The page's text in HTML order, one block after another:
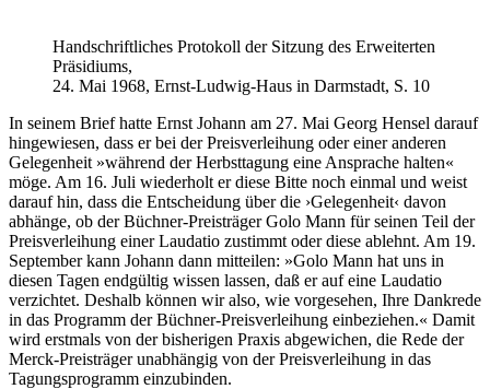
Handschriftliches Protokoll der Sitzung des Erweiterten
Präsidiums,
24. Mai 1968, Ernst-Ludwig-Haus in Darmstadt, S. 10
In seinem Brief hatte Ernst Johann am 27. Mai Georg Hensel darauf
hingewiesen, dass er bei der Preisverleihung oder einer anderen
Gelegenheit »während der Herbsttagung eine Ansprache halten«
möge. Am 16. Juli wiederholt er diese Bitte noch einmal und weist
darauf hin, dass die Entscheidung über die ›Gelegenheit‹ davon
abhänge, ob der Büchner-Preisträger Golo Mann für seinen Teil der
Preisverleihung einer Laudatio zustimmt oder diese ablehnt. Am 19.
September kann Johann dann mitteilen: »Golo Mann hat uns in
diesen Tagen endgültig wissen lassen, daß er auf eine Laudatio
verzichtet. Deshalb können wir also, wie vorgesehen, Ihre Dankrede
in das Programm der Büchner-Preisverleihung einbeziehen.« Damit
wird erstmals von der bisherigen Praxis abgewichen, die Rede der
Merck-Preisträger unabhängig von der Preisverleihung in das
Tagungsprogramm einzubinden.